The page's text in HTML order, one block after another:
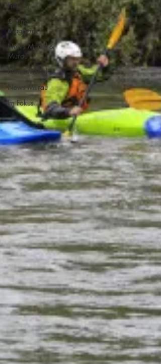
Freizeit
Online-
Magazin
News Murtal &
Murau
News Murtal
News Murau
Im Fokus